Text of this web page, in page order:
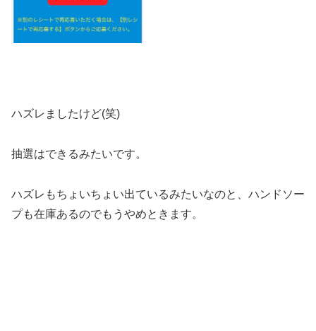
ハズレましたけど(笑)
抽選はできるみたいです。
ハズレもちょいちょい出ているみたいなのと、ハンドソー
プも在庫あるのでもうやめときます。